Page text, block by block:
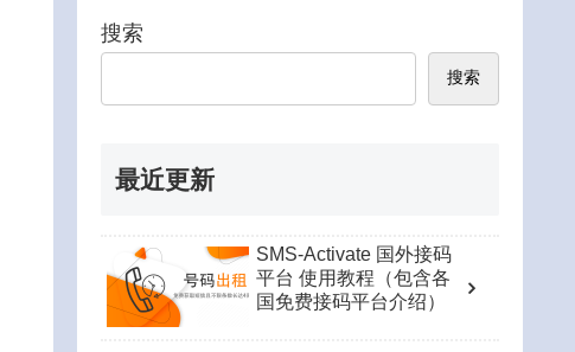
搜索
搜索
最近更新
SMS-Activate 国外接码
平台 使用教程（包含各
国免费接码平台介绍）